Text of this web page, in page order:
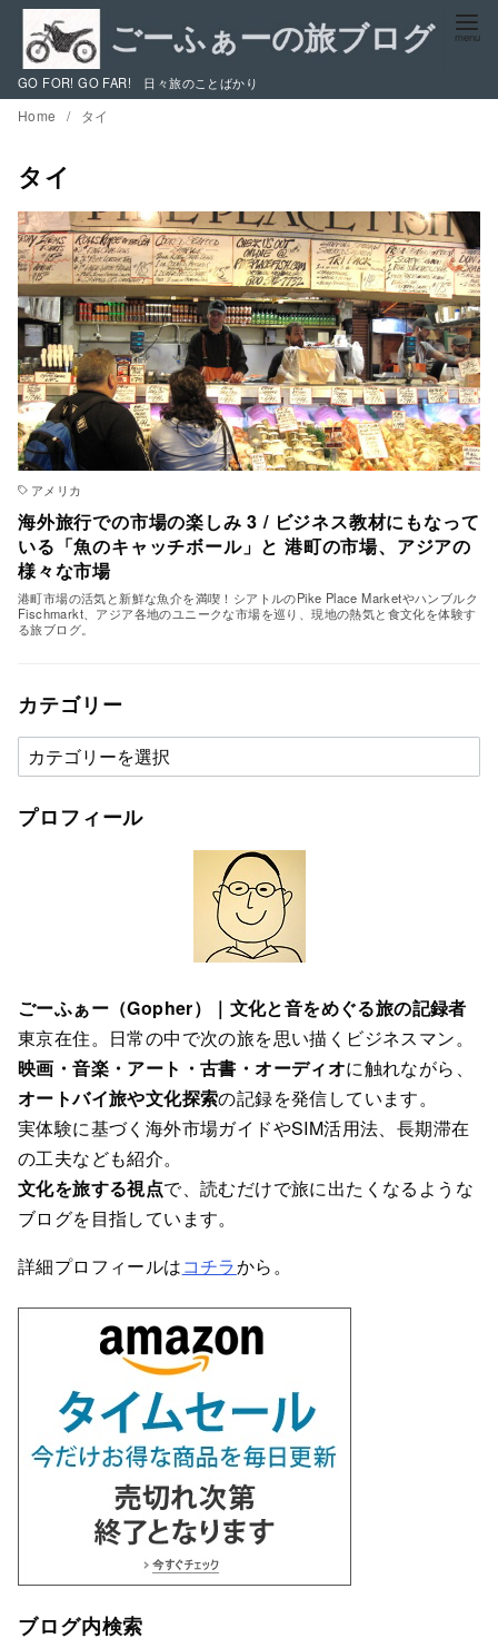
ン
GO FOR! GO FAR! 日々旅のことばかり
Home タイ
タイ
アメリカ
海外旅行での市場の楽しみ 3 / ビジネス教材にもなって
いる「魚のキャッチボール」と 港町の市場、アジアの
様々な市場
港町市場の活気と新鮮な魚介を満喫！シアトルのPike Place Marketやハンブルク
Fischmarkt、アジア各地のユニークな市場を巡り、現地の熱気と食文化を体験す
る旅ブログ。
カテゴリー
カ
テ
ゴ
プロフィール
ごーふぁー（Gopher）｜文化と音をめぐる旅の記録者
東京在住。日常の中で次の旅を思い描くビジネスマン。
映画・音楽・アート・古書・オーディオに触れながら、
オートバイ旅や文化探索の記録を発信しています。
実体験に基づく海外市場ガイドやSIM活用法、長期滞在
の工夫なども紹介。
文化を旅する視点で、読むだけで旅に出たくなるような
ブログを目指しています。
詳細プロフィールはコチラから。
ブログ内検索